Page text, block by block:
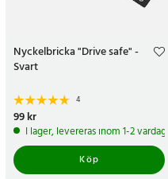
Nyckelbricka "Drive safe" -
Svart
4
Pris:
99 kr
I lager, levereras inom 1-2 vardagar
Köp